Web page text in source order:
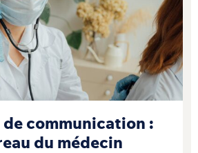
communication :
du médecin